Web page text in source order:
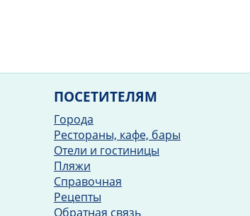
ПОСЕТИТЕЛЯМ
Города
Рестораны, кафе, бары
Отели и гостиницы
Пляжи
Справочная
Рецепты
Обратная связь